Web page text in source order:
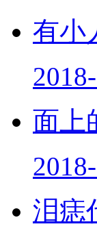
有小
面上
泪痣